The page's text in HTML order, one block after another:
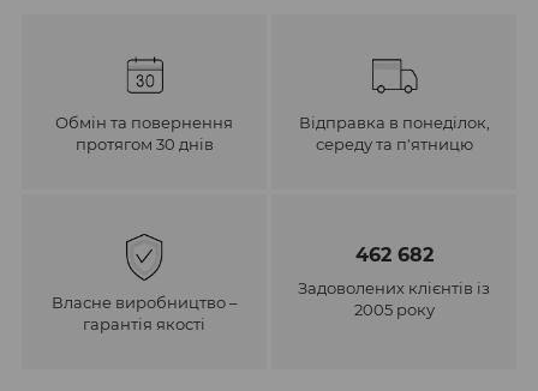
Обмін та повернення
протягом 30 днів
Відправка в понеділок,
середу та п'ятницю
Власне виробництво –
гарантія якості
462 682
Задоволених клієнтів із
2005 року